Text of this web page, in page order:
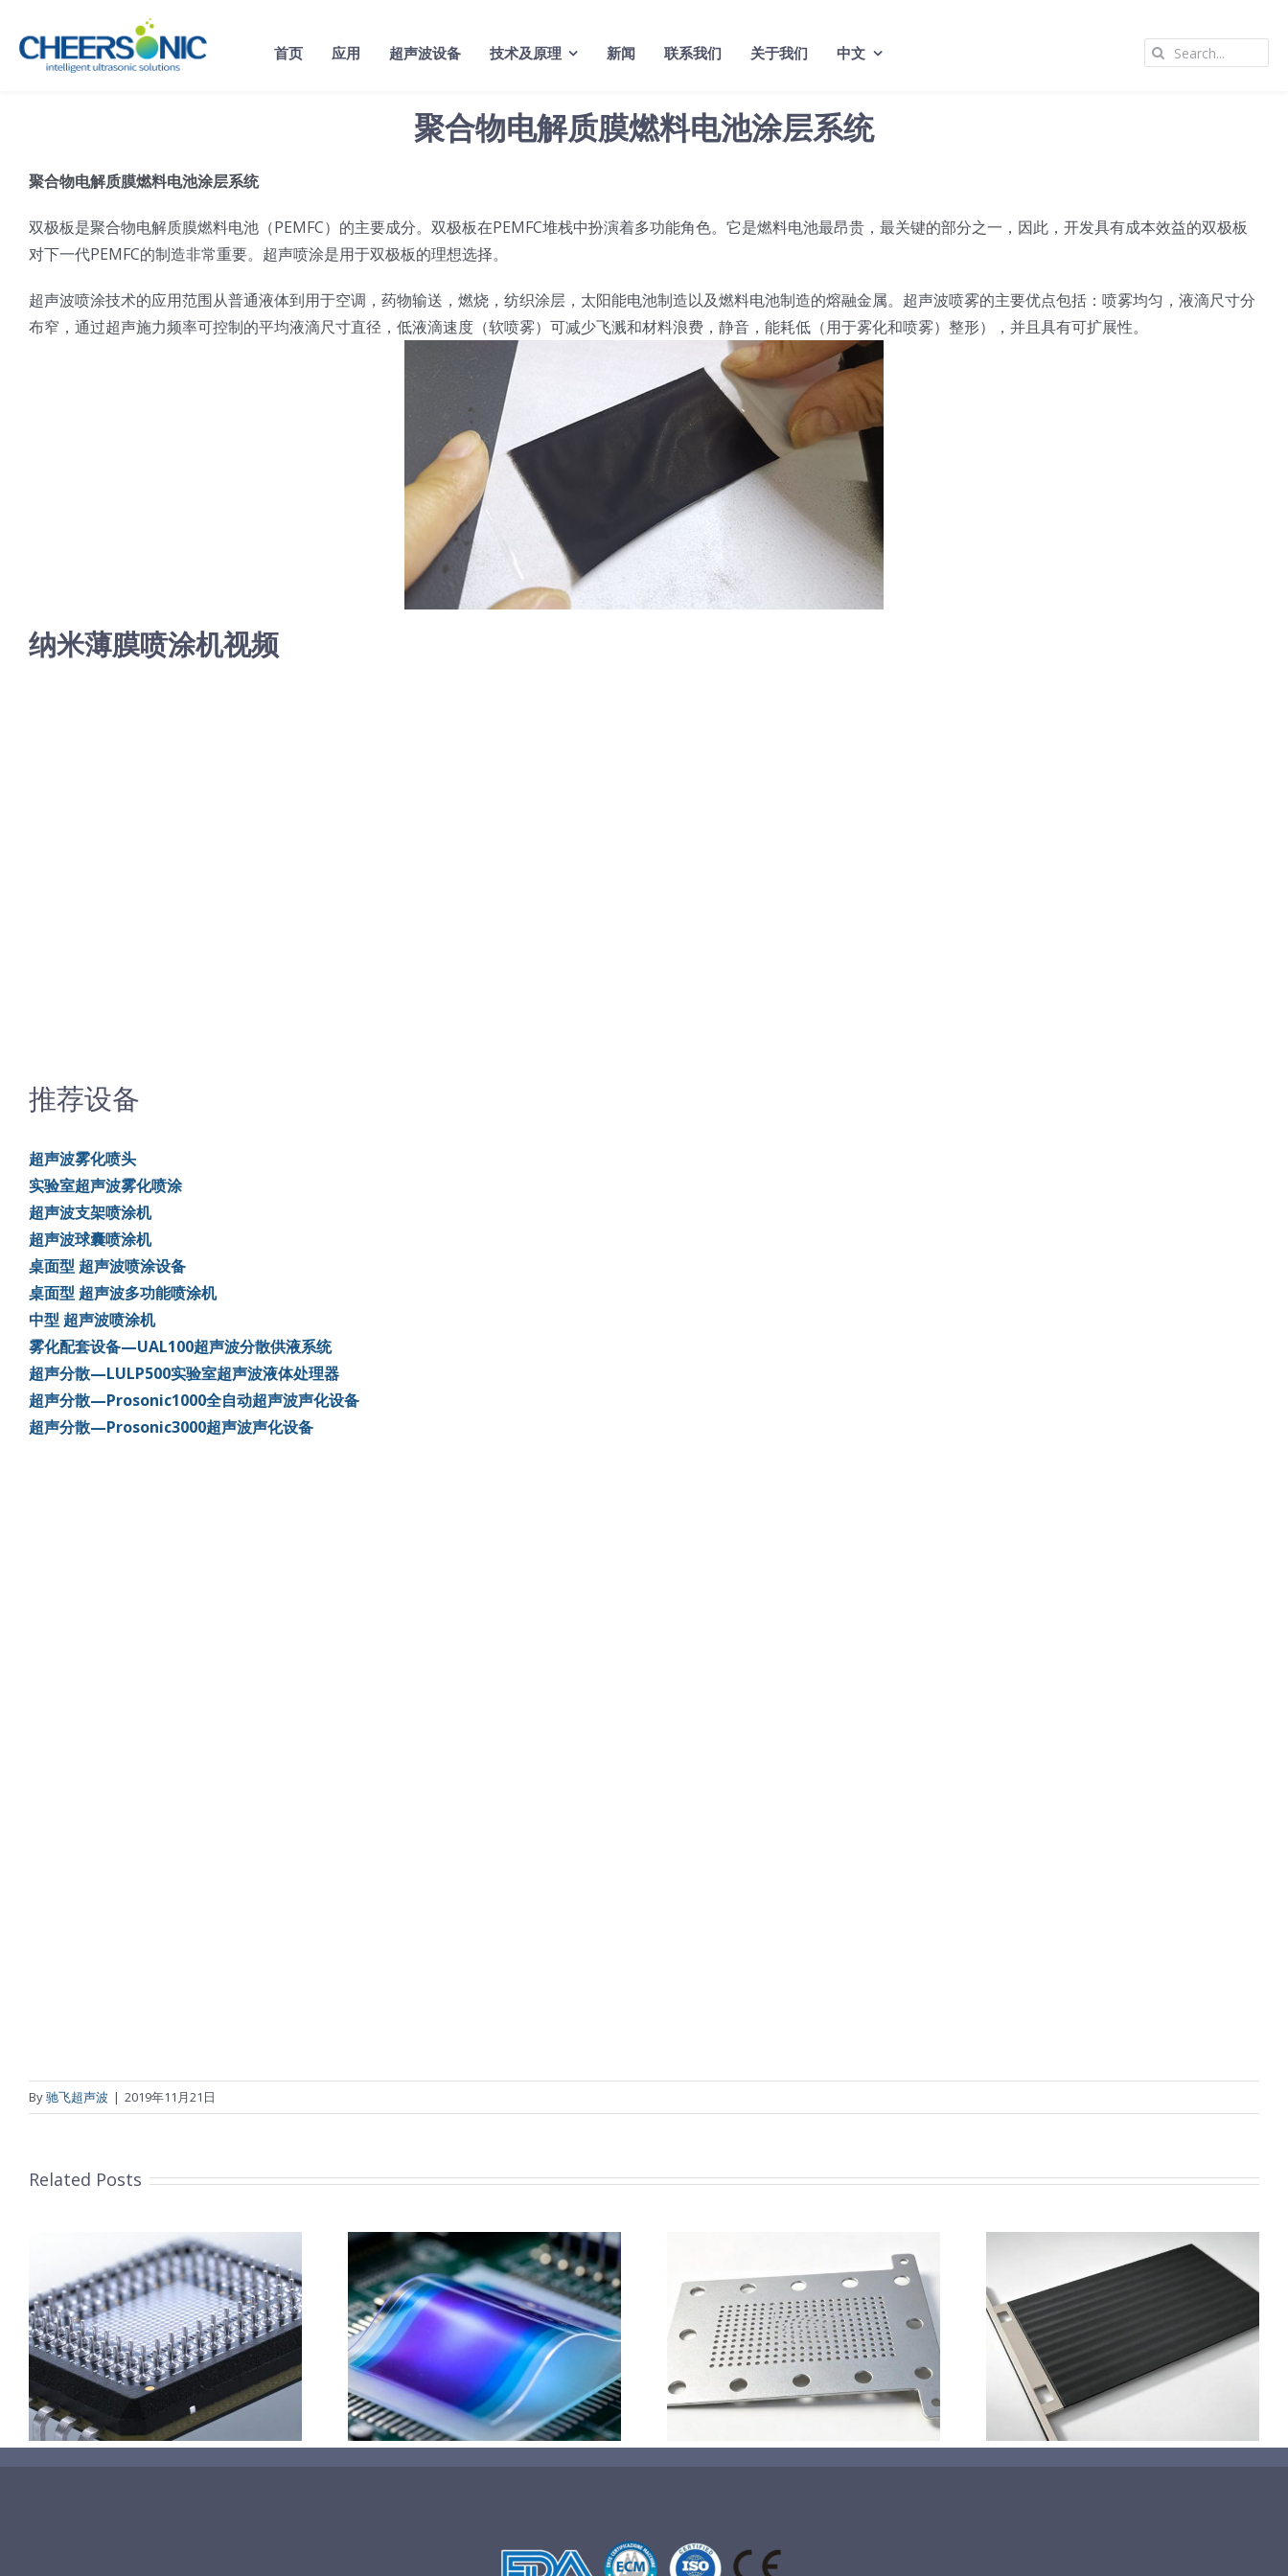
content
首页 应用 超声波设备 技术及原理 新闻 联系我们 关于我们 中文
Search
聚合物电解质膜燃料电池涂层系统
聚合物电解质膜燃料电池涂层系统
双极板是聚合物电解质膜燃料电池（PEMFC）的主要成分。双极板在PEMFC堆栈中扮演着多功能角色。它是燃料电池最昂贵，最关键的部分之一，因此，开发具有成本效益的双极板
对下一代PEMFC的制造非常重要。超声喷涂是用于双极板的理想选择。
超声波喷涂技术的应用范围从普通液体到用于空调，药物输送，燃烧，纺织涂层，太阳能电池制造以及燃料电池制造的熔融金属。超声波喷雾的主要优点包括：喷雾均匀，液滴尺寸分
布窄，通过超声施力频率可控制的平均液滴尺寸直径，低液滴速度（软喷雾）可减少飞溅和材料浪费，静音，能耗低（用于雾化和喷雾）整形），并且具有可扩展性。
纳米薄膜喷涂机视频
推荐设备
超声波雾化喷头
实验室超声波雾化喷涂
超声波支架喷涂机
超声波球囊喷涂机
桌面型 超声波喷涂设备
桌面型 超声波多功能喷涂机
中型 超声波喷涂机
雾化配套设备—UAL100超声波分散供液系统
超声分散—LULP500实验室超声波液体处理器
超声分散—Prosonic1000全自动超声波声化设备
超声分散—Prosonic3000超声波声化设备
By驰飞超声波 | 2019年11月21日
Related Posts
柔性薄膜光致变色膜制备
超声波喷涂工艺原理及应
用研究
钛基钌铱阳极超声波涂覆
解决方案
超声波喷涂钛基二氧化铅
阳极